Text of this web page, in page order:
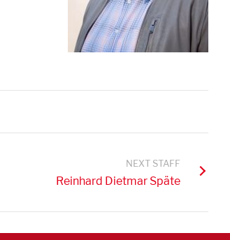
NEXT STAFF
Reinhard Dietmar Späte